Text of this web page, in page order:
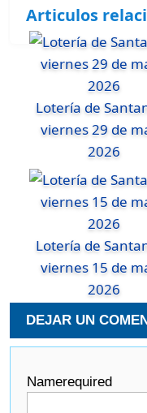
Articulos
Lotería de
viernes 29 de
2026
Lotería de
viernes 15 de
2026
DEJAR UN
Namerequired